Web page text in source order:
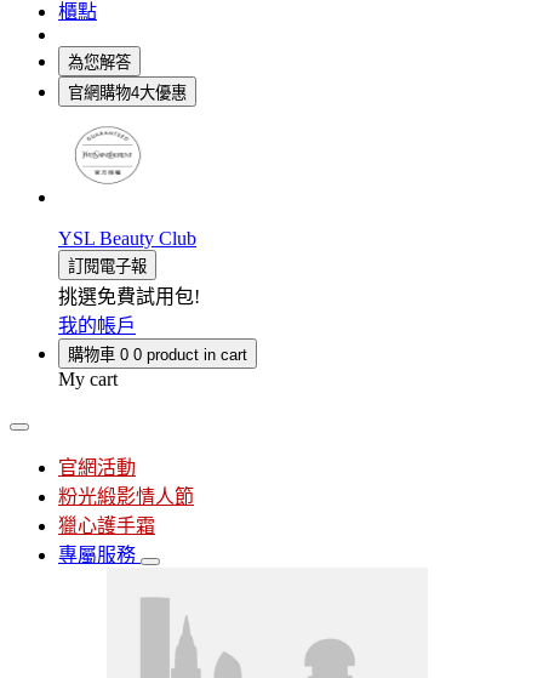
櫃點
為您解答
官網購物4大優惠
YSL Beauty Club
訂閱電子報
挑選免費試用包!
我的帳戶
購物車 0 0 product in cart
My cart
官網活動
粉光緞影情人節
獵心護手霜
專屬服務